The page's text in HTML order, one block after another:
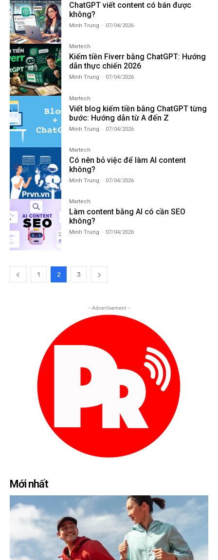
ChatGPT viết content có bán được
không?
Minh Trung - 07/04/2026
Martech
Kiếm tiền Fiverr bằng ChatGPT: Hướng
dẫn thực chiến 2026
Minh Trung - 07/04/2026
Martech
Viết blog kiếm tiền bằng ChatGPT từng
bước: Hướng dẫn từ A đến Z
Minh Trung - 07/04/2026
Martech
Có nên bỏ việc để làm AI content
không?
Minh Trung - 07/04/2026
Martech
Làm content bằng AI có cần SEO
không?
Minh Trung - 07/04/2026
1 2 3
- Advertisement -
Mới nhất